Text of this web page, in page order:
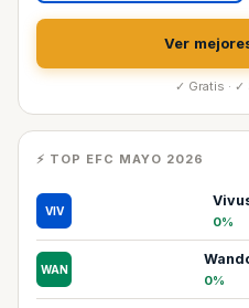
Ver
✓ Gratis ·
⚡ TOP EFC MAYO 2026
VIV
0%
WAN
0%